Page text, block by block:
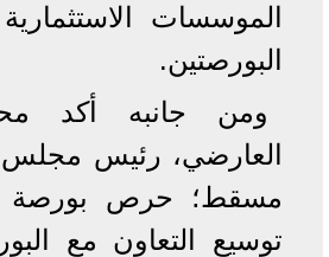
الموسسات
البورصتين.
ومن جانبه أكد
العارضي، رئيس مجلس
مسقط؛ حرص
توسيع التعاون مع